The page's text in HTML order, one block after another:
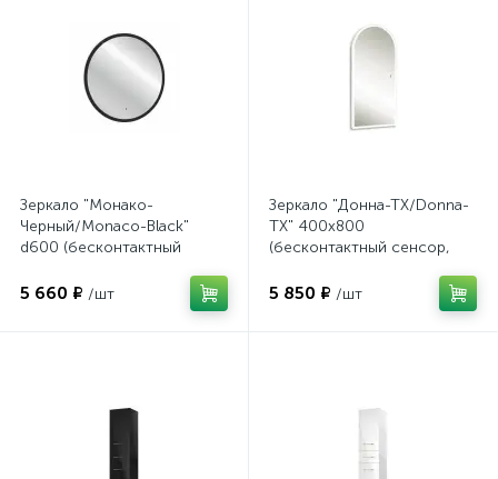
Зеркало "Монако-
Черный/Monaco-Black"
d600 (бесконтактный
5 660 ₽ /шт
Зеркало "Донна-ТХ/Donna-
TX" 400х800
(бесконтактный сенсор,
5 850 ₽ /шт